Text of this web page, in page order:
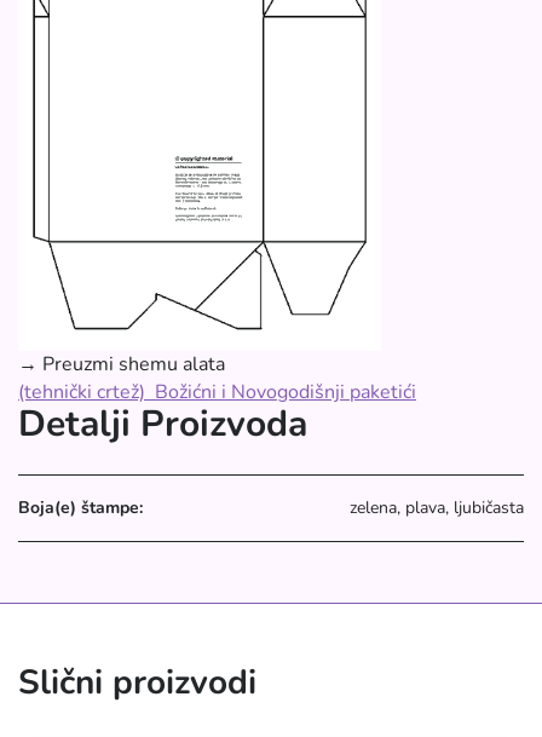
→ Preuzmi shemu alata
(tehnički crtež) Božićni i Novogodišnji paketići
Detalji Proizvoda
Boja(e) štampe: zelena, plava, ljubičasta
Slični proizvodi